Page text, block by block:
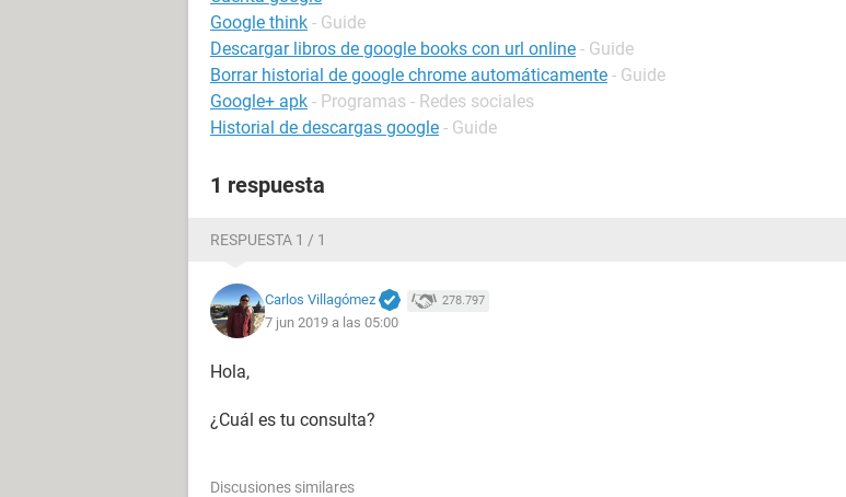
Google think - Guide
Descargar libros de google books con url online - Guide
Borrar historial de google chrome automáticamente - Guide
Google+ apk - Programas - Redes sociales
Historial de descargas google - Guide
1 respuesta
RESPUESTA 1 / 1
Carlos Villagómez 278.797
7 jun 2019 a las 05:00
Hola,
¿Cuál es tu consulta?
Discusiones similares